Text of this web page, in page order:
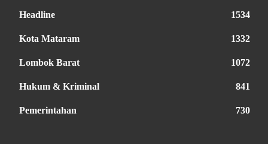
Headline 1534
Kota Mataram 1332
Lombok Barat 1072
Hukum & Kriminal 841
Pemerintahan 730